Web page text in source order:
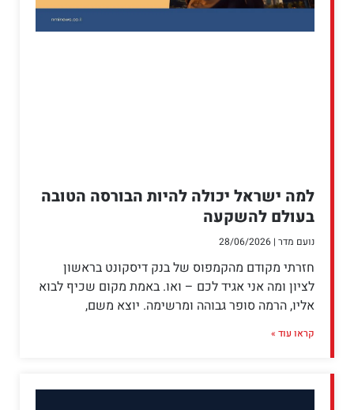
למה ישראל יכולה להיות הבורסה הטובה
בעולם להשקעה
נועם מדר
חזרתי מקודם מהקמפוס של בנק דיסקונט בראשון
לציון ומה אני אגיד לכם – ואו. באמת מקום שכיף לבוא
אליו, הרמה סופר גבוהה ומרשימה. יוצא משם,
קראו עוד »